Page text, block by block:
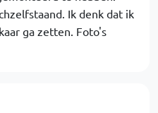
Ik denk dat ik
ga zetten. Foto's